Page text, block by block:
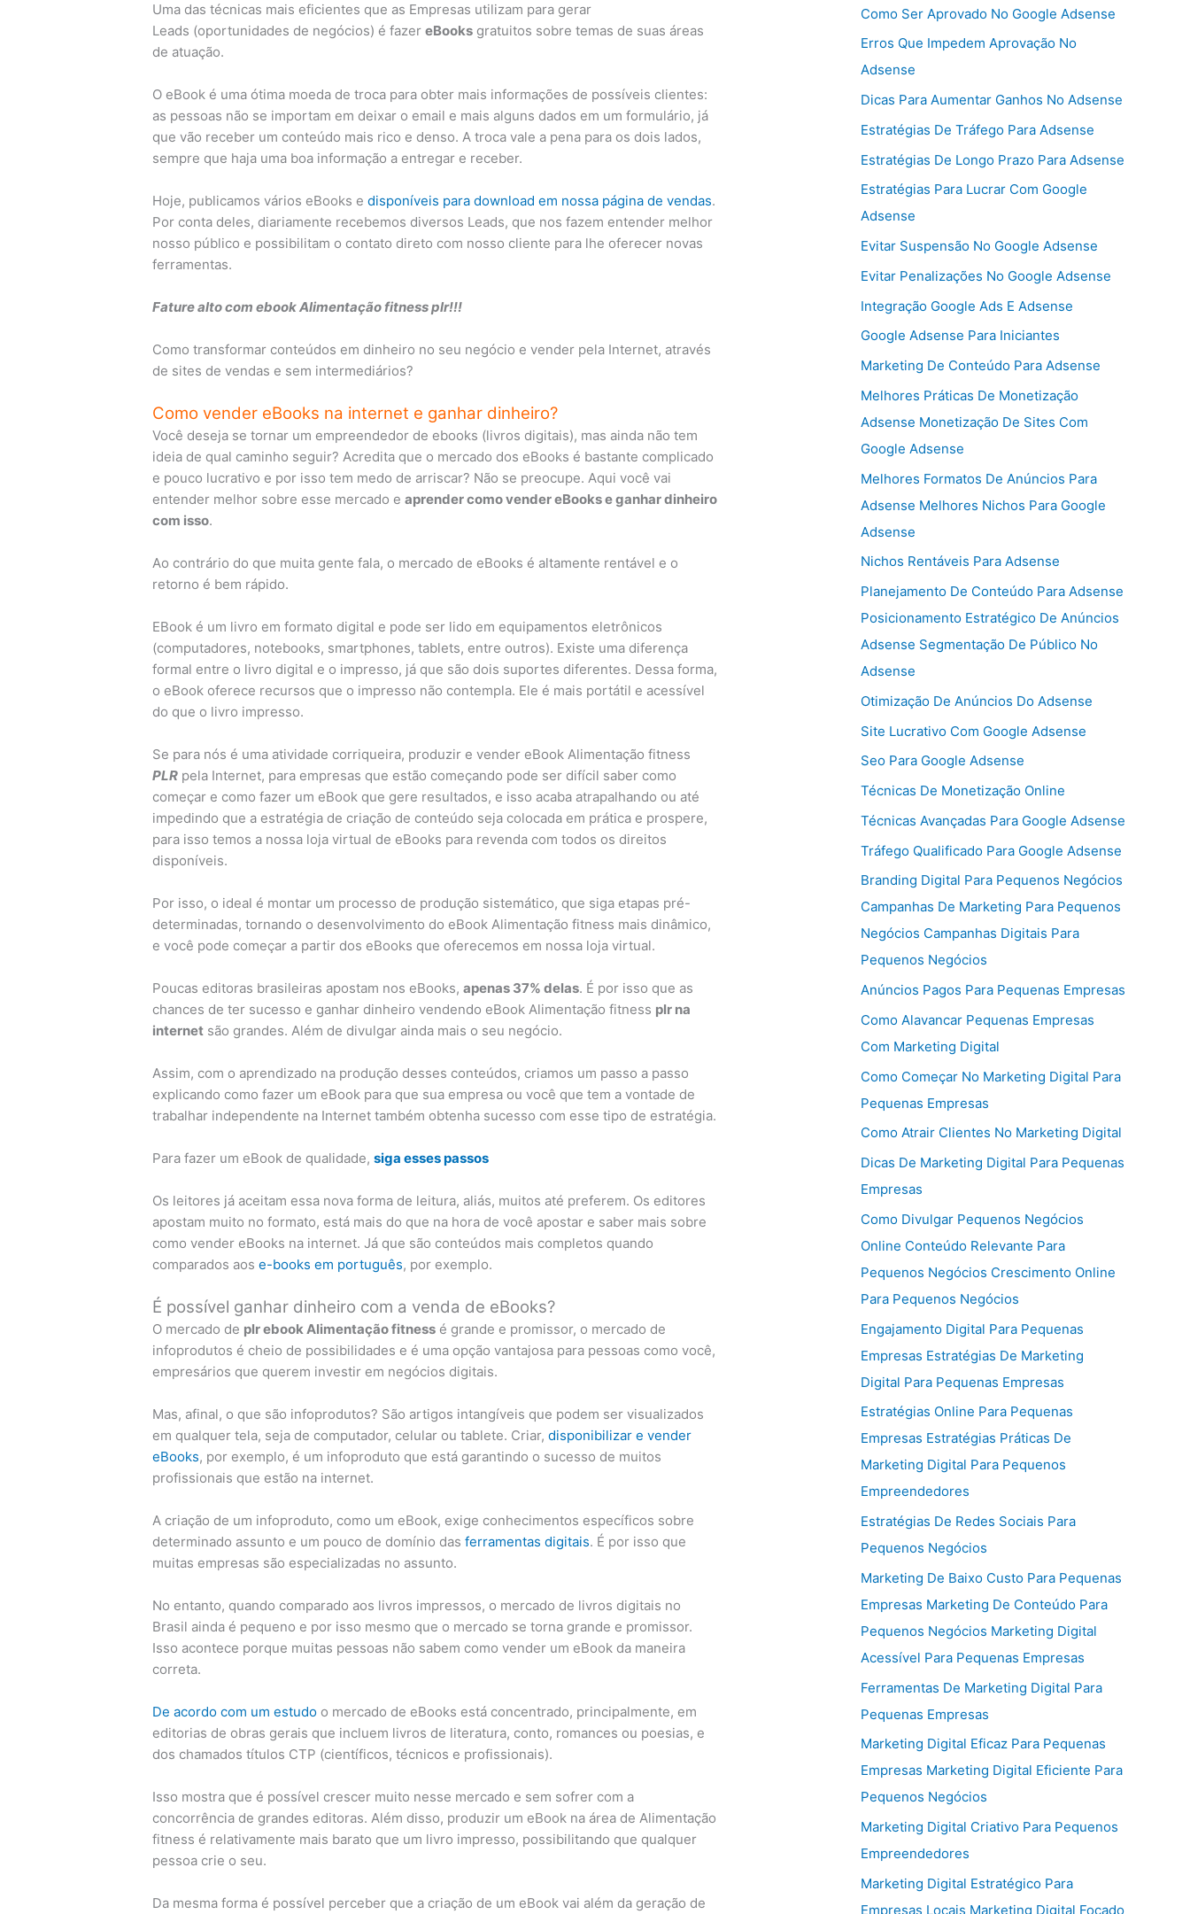
Uma das técnicas mais eficientes que as Empresas utilizam para gerar
Leads (oportunidades de negócios) é fazereBooks gratuitos sobre temas de suas áreas
de atuação.
O eBook é uma ótima moeda de troca para obter mais informações de possíveis clientes:
as pessoas não se importam em deixar o email e mais alguns dados em um formulário, já
que vão receber um conteúdo mais rico e denso. A troca vale a pena para os dois lados,
sempre que haja uma boa informação a entregar e receber.
Hoje, publicamos vários eBooks edisponíveis para download em nossa página de vendas.
Por conta deles, diariamente recebemos diversos Leads, que nos fazem entender melhor
nosso público e possibilitam o contato direto com nosso cliente para lhe oferecer novas
ferramentas.
Fature alto com ebook Alimentação fitness plr!!!
Como transformar conteúdos em dinheiro no seu negócio e vender pela Internet, através
de sites de vendas e sem intermediários?
Como vender eBooks na internet e ganhar dinheiro?
Você deseja se tornar um empreendedor de ebooks (livros digitais), mas ainda não tem
ideia de qual caminho seguir? Acredita que o mercado dos eBooks é bastante complicado
e pouco lucrativo e por isso tem medo de arriscar? Não se preocupe. Aqui você vai
entender melhor sobre esse mercado eaprender como vender eBooks e ganhar dinheiro
com isso.
Ao contrário do que muita gente fala, o mercado de eBooks é altamente rentável e o
retorno é bem rápido.
EBook é um livro em formato digital e pode ser lido em equipamentos eletrônicos
(computadores, notebooks, smartphones, tablets, entre outros). Existe uma diferença
formal entre o livro digital e o impresso, já que são dois suportes diferentes. Dessa forma,
o eBook oferece recursos que o impresso não contempla. Ele é mais portátil e acessível
do que o livro impresso.
Se para nós é uma atividade corriqueira, produzir e vender eBook Alimentação fitness
PLR pela Internet, para empresas que estão começando pode ser difícil saber como
começar e como fazer um eBook que gere resultados, e isso acaba atrapalhando ou até
impedindo que a estratégia de criação de conteúdo seja colocada em prática e prospere,
para isso temos a nossa loja virtual de eBooks para revenda com todos os direitos
disponíveis.
Por isso, o ideal é montar um processo de produção sistemático, que siga etapas pré-
determinadas, tornando o desenvolvimento do eBook Alimentação fitness mais dinâmico,
e você pode começar a partir dos eBooks que oferecemos em nossa loja virtual.
Poucas editoras brasileiras apostam nos eBooks,apenas 37% delas. É por isso que as
chances de ter sucesso e ganhar dinheiro vendendo eBook Alimentação fitness plr na
internet são grandes. Além de divulgar ainda mais o seu negócio.
Assim, com o aprendizado na produção desses conteúdos, criamos um passo a passo
explicando como fazer um eBook para que sua empresa ou você que tem a vontade de
trabalhar independente na Internet também obtenha sucesso com esse tipo de estratégia.
Para fazer um eBook de qualidade,siga esses passos
Os leitores já aceitam essa nova forma de leitura, aliás, muitos até preferem. Os editores
apostam muito no formato, está mais do que na hora de você apostar e saber mais sobre
como vender eBooks na internet. Já que são conteúdos mais completos quando
comparados aose-books em português, por exemplo.
É possível ganhar dinheiro com a venda de eBooks?
O mercado de plr ebook Alimentação fitness é grande e promissor, o mercado de
infoprodutos é cheio de possibilidades e é uma opção vantajosa para pessoas como você,
empresários que querem investir em negócios digitais.
Mas, afinal, o que são infoprodutos? São artigos intangíveis que podem ser visualizados
em qualquer tela, seja de computador, celular ou tablete. Criar,disponibilizar e vender
eBooks, por exemplo, é um infoproduto que está garantindo o sucesso de muitos
profissionais que estão na internet.
A criação de um infoproduto, como um eBook, exige conhecimentos específicos sobre
determinado assunto e um pouco de domínio dasferramentas digitais. É por isso que
muitas empresas são especializadas no assunto.
No entanto, quando comparado aos livros impressos, o mercado de livros digitais no
Brasil ainda é pequeno e por isso mesmo que o mercado se torna grande e promissor.
Isso acontece porque muitas pessoas não sabem como vender um eBook da maneira
correta.
De acordo com um estudo o mercado de eBooks está concentrado, principalmente, em
editorias de obras gerais que incluem livros de literatura, conto, romances ou poesias, e
dos chamados títulos CTP (científicos, técnicos e profissionais).
Isso mostra que é possível crescer muito nesse mercado e sem sofrer com a
concorrência de grandes editoras. Além disso, produzir um eBook na área de Alimentação
fitness é relativamente mais barato que um livro impresso, possibilitando que qualquer
pessoa crie o seu.
Da mesma forma é possível perceber que a criação de um eBook vai além da geração de
Como Ser Aprovado No Google Adsense
Erros Que Impedem Aprovação No
Adsense
Dicas Para Aumentar Ganhos No Adsense
Estratégias De Tráfego Para Adsense
Estratégias De Longo Prazo Para Adsense
Estratégias Para Lucrar Com Google
Adsense
Evitar Suspensão No Google Adsense
Evitar Penalizações No Google Adsense
Integração Google Ads E Adsense
Google Adsense Para Iniciantes
Marketing De Conteúdo Para Adsense
Melhores Práticas De Monetização
Adsense Monetização De Sites Com
Google Adsense
Melhores Formatos De Anúncios Para
Adsense Melhores Nichos Para Google
Adsense
Nichos Rentáveis Para Adsense
Planejamento De Conteúdo Para Adsense
Posicionamento Estratégico De Anúncios
Adsense Segmentação De Público No
Adsense
Otimização De Anúncios Do Adsense
Site Lucrativo Com Google Adsense
Seo Para Google Adsense
Técnicas De Monetização Online
Técnicas Avançadas Para Google Adsense
Tráfego Qualificado Para Google Adsense
Branding Digital Para Pequenos Negócios
Campanhas De Marketing Para Pequenos
Negócios Campanhas Digitais Para
Pequenos Negócios
Anúncios Pagos Para Pequenas Empresas
Como Alavancar Pequenas Empresas
Com Marketing Digital
Como Começar No Marketing Digital Para
Pequenas Empresas
Como Atrair Clientes No Marketing Digital
Dicas De Marketing Digital Para Pequenas
Empresas
Como Divulgar Pequenos Negócios
Online Conteúdo Relevante Para
Pequenos Negócios Crescimento Online
Para Pequenos Negócios
Engajamento Digital Para Pequenas
Empresas Estratégias De Marketing
Digital Para Pequenas Empresas
Estratégias Online Para Pequenas
Empresas Estratégias Práticas De
Marketing Digital Para Pequenos
Empreendedores
Estratégias De Redes Sociais Para
Pequenos Negócios
Marketing De Baixo Custo Para Pequenas
Empresas Marketing De Conteúdo Para
Pequenos Negócios Marketing Digital
Acessível Para Pequenas Empresas
Ferramentas De Marketing Digital Para
Pequenas Empresas
Marketing Digital Eficaz Para Pequenas
Empresas Marketing Digital Eficiente Para
Pequenos Negócios
Marketing Digital Criativo Para Pequenos
Empreendedores
Marketing Digital Estratégico Para
Empresas Locais Marketing Digital Focado